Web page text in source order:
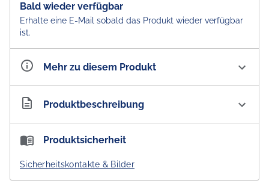
Bald wieder verfügbar
Erhalte eine E-Mail sobald das Produkt wieder verfügbar
ist.
Mehr zu diesem Produkt
Artikelnummer AU300322
Produktbeschreibung
Aesop Conditioner
Eine nährstoffreiche Spülung, angereichert mit
Produktsicherheit
Sicherheitskontakte & Bilder